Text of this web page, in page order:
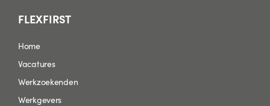
FLEXFIRST
Home
Vacatures
Werkzoekenden
Werkgevers